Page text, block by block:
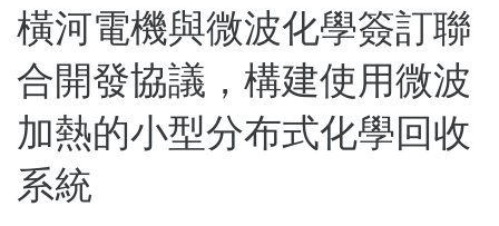
橫河電機與微波化學簽訂聯
合開發協議，構建使用微波
加熱的小型分布式化學回收
系統